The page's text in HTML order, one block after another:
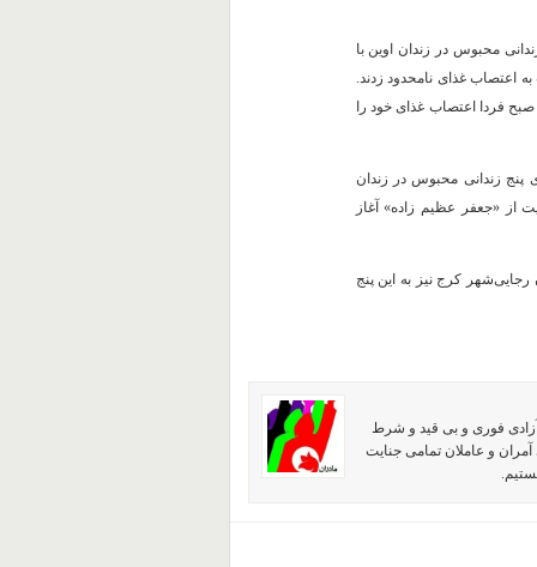
محبوس در زندان اوین با
اعتصاب غذای نامحدود زدند.
فردا اعتصاب غذای خود را
پنج زندانی محبوس در زندان
از «جعفر عظیم زاده» آغاز
کرج نیز به این پنج
آزادی فوری و بی قید و شرط
و عاملان تمامی جنایت